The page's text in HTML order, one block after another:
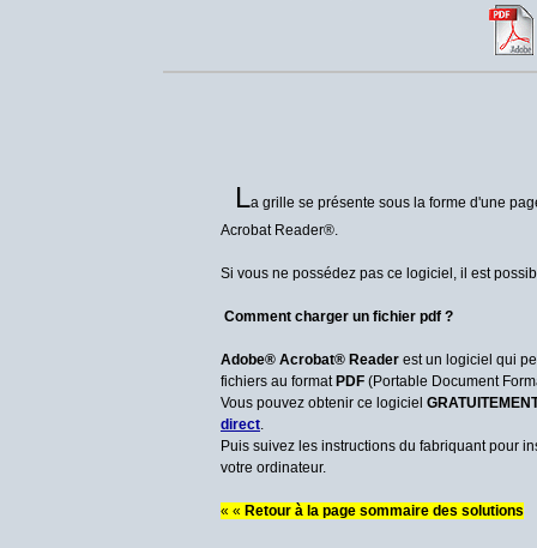
La grille se présente sous la forme d'une
Acrobat Reader®.
Si vous ne possédez pas ce logiciel, il est
Comment charger un fichier pdf ?
Adobe® Acrobat® Reader est un logiciel qui
fichiers au format PDF (Portable Document
Vous pouvez obtenir ce logiciel
direct.
Puis suivez les instructions du fabriquant pour
votre ordinateur.
« « Retour à la page sommaire des solutions